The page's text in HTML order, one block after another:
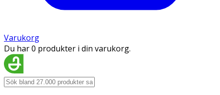
Varukorg
Du har 0 produkter i din varukorg.